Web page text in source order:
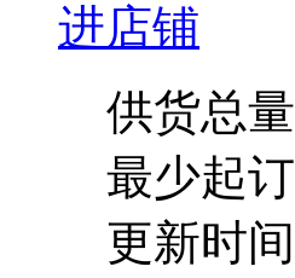
进店铺
供货总量
最少起订
更新时间